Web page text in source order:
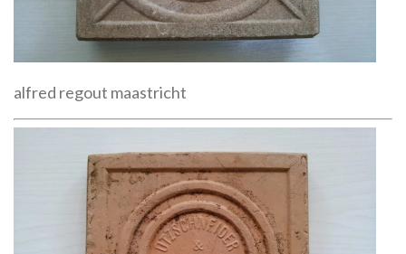
alfred regout maastricht